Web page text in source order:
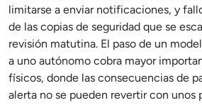
limitarse a enviar notificaciones, y
de las copias de seguridad que se
revisión matutina. El paso de un
a uno autónomo cobra mayor
físicos, donde las consecuencias de
alerta no se pueden revertir con unos